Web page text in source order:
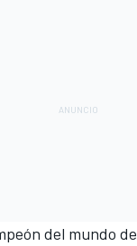
del mundo de